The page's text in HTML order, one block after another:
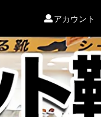
アカウント